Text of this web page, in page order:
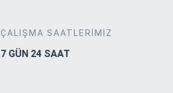
ÇALIŞMA SAATLERİMİZ
7 GÜN 24 SAAT